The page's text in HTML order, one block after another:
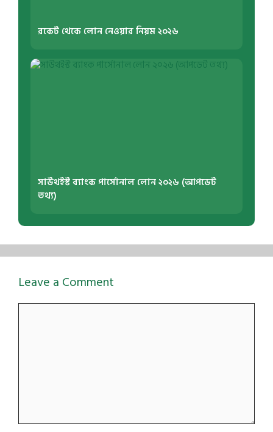
রকেট থেকে লোন নেওয়ার নিয়ম ২০২৬
সাউথইস্ট ব্যাংক পার্সোনাল লোন ২০২৬ (আপডেট
তথ্য)
Leave a Comment
Comment